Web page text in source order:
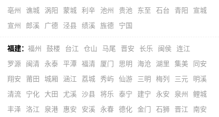
亳州
谯城 涡阳 蒙城 利辛 池州 贵池 东至 石台 青阳
宣城
宣州
郎溪 广德 泾县 绩溪 旌德 宁国
福建： 福州 鼓楼 台江 仓山 马尾 晋安 长乐 闽侯
连江
罗源
闽清 永泰 平潭 福清 厦门 思明 海沧 湖里 集美
同安
翔安
莆田 城厢 涵江 荔城 秀屿 仙游 三明 梅列 三元
明溪
清流
宁化 大田 尤溪 沙县 将乐 泰宁 建宁 永安 泉州
鲤城
丰泽
洛江 泉港 惠安 安溪 永春 德化 金门 石狮 晋江
南安